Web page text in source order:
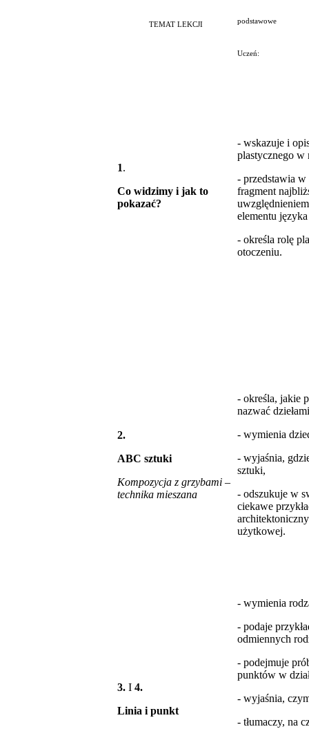
TEMAT LEKCJI podstawowe
Uczeń:
1.
Co widzimy i jak to
pokazać?
- wskazuje i
plastycznego w
- przedstawia
fragment
elementu
- określa rolę
otoczeniu.
2.
ABC sztuki
Kompozycja z grzybami –
technika mieszana
- określa, jakie
nazwać
- wymienia
- wyjaśnia,
sztuki,
- odszukuje w
ciekawe
użytkowej.
3. I 4.
Linia i punkt
- wymienia
- podaje
odmiennych
- podejmuje
punktów w
- wyjaśnia,
- tłumaczy, na